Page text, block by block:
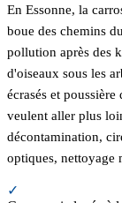
En Essonne, la
boue des chemins
pollution après des
d'oiseaux sous les
écrasés et
veulent aller plus
décontamination,
optiques, nettoyage
✓